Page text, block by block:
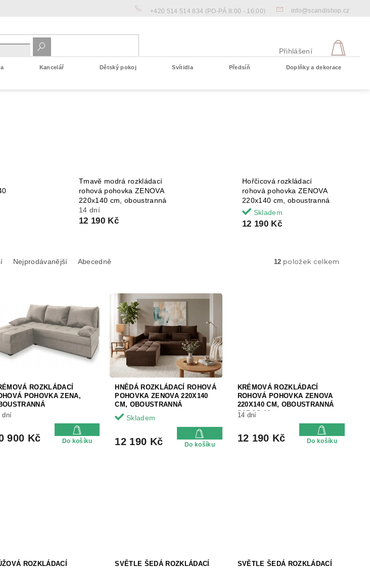
+420 514 514 834 (PO-PÁ 8:00 - 16:00) info@scandishop.cz
Přihlášení
Kancelář Dětský pokoj Svítidla Předsíň Doplňky a dekorace
Tmavě modrá rozkládací
rohová pohovka ZENOVA
220x140 cm, oboustranná
14 dní
12 190 Kč
Hořčicová rozkládací
rohová pohovka ZENOVA
220x140 cm, oboustranná
Skladem
12 190 Kč
Nejprodávanější Abecedně 12 položek celkem
ROZKLÁDACÍ
POHOVKA ZENA,
dní
900 Kč Do košíku
HNĚDÁ ROZKLÁDACÍ ROHOVÁ
POHOVKA ZENOVA 220X140
CM, OBOUSTRANNÁ
Skladem
12 190 Kč Do košíku
KRÉMOVÁ ROZKLÁDACÍ
ROHOVÁ POHOVKA ZENOVA
220X140 CM, OBOUSTRANNÁ
PAROS 02
14 dní
12 190 Kč Do košíku
ROZKLÁDACÍ
SVĚTLE ŠEDÁ ROZKLÁDACÍ
SVĚTLE ŠEDÁ ROZKLÁDACÍ